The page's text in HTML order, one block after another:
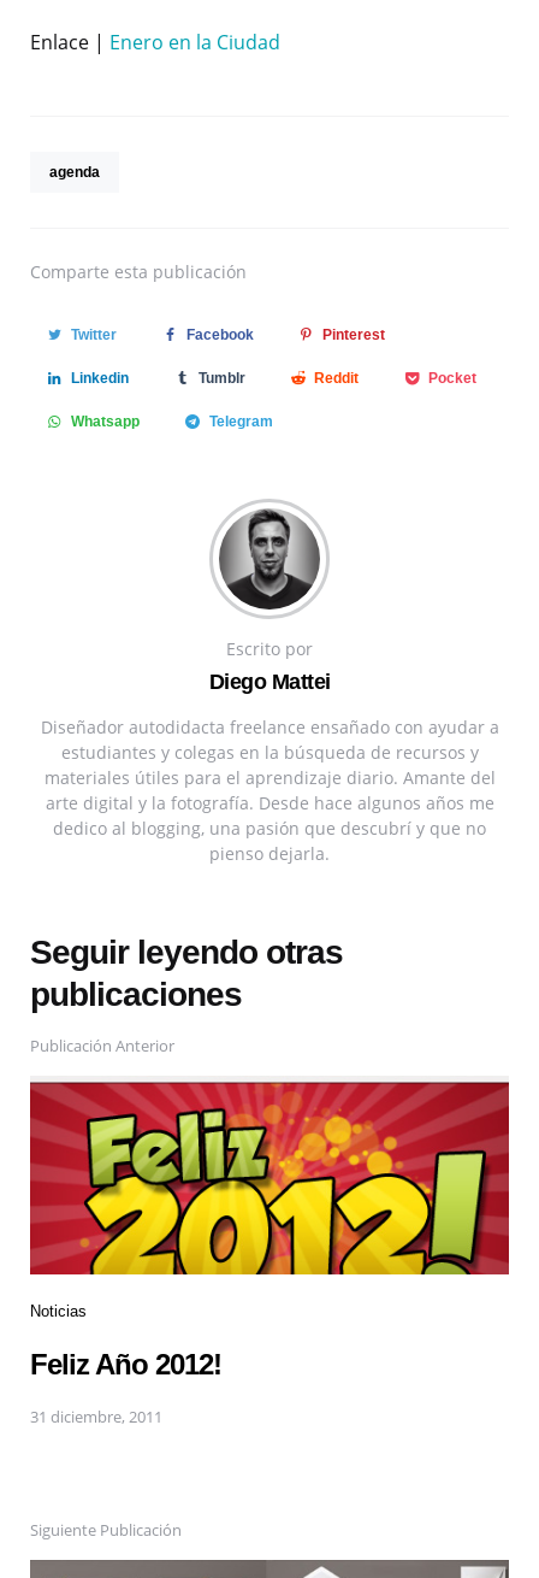
Enlace | Enero en la Ciudad
agenda
Comparte esta publicación
Twitter Facebook Pinterest
Linkedin Tumblr Reddit Pocket
Whatsapp Telegram
Escrito por
Diego Mattei
Diseñador autodidacta freelance ensañado con ayudar a
estudiantes y colegas en la búsqueda de recursos y
materiales útiles para el aprendizaje diario. Amante del
arte digital y la fotografía. Desde hace algunos años me
dedico al blogging, una pasión que descubrí y que no
pienso dejarla.
Seguir leyendo otras
publicaciones
Publicación Anterior
Noticias
Feliz Año 2012!
31 diciembre, 2011
Siguiente Publicación